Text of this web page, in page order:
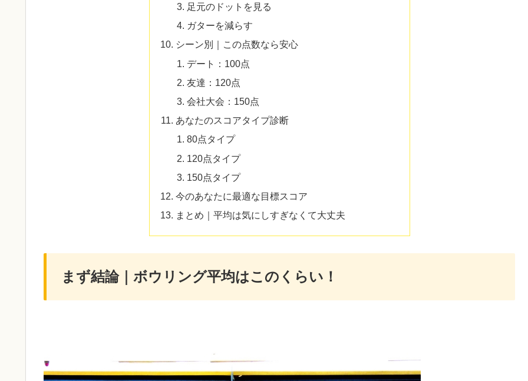
足元のドットを見る
ガターを減らす
シーン別｜この点数なら安心
デート：100点
友達：120点
会社大会：150点
あなたのスコアタイプ診断
80点タイプ
120点タイプ
150点タイプ
今のあなたに最適な目標スコア
まとめ｜平均は気にしすぎなくて大丈夫
まず結論｜ボウリング平均はこのくらい！